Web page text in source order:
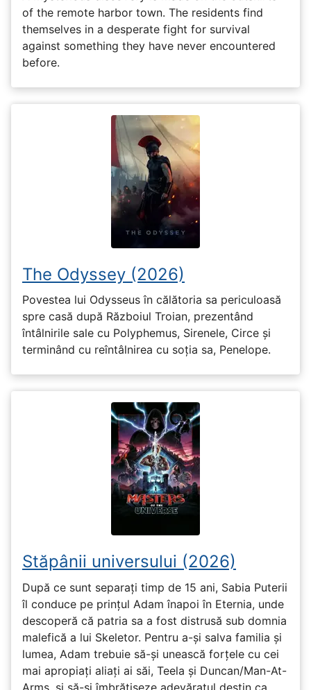
of the remote harbor town. The residents find
themselves in a desperate fight for survival
against something they have never encountered
before.
The Odyssey (2026)
Povestea lui Odysseus în călătoria sa periculoasă
spre casă după Războiul Troian, prezentând
întâlnirile sale cu Polyphemus, Sirenele, Circe și
terminând cu reîntâlnirea cu soția sa, Penelope.
Stăpânii universului (2026)
După ce sunt separați timp de 15 ani, Sabia Puterii
îl conduce pe prințul Adam înapoi în Eternia, unde
descoperă că patria sa a fost distrusă sub domnia
malefică a lui Skeletor. Pentru a-și salva familia și
lumea, Adam trebuie să-și unească forțele cu cei
mai apropiați aliați ai săi, Teela și Duncan/Man-At-
Arms, și să-și îmbrățișeze adevăratul destin ca